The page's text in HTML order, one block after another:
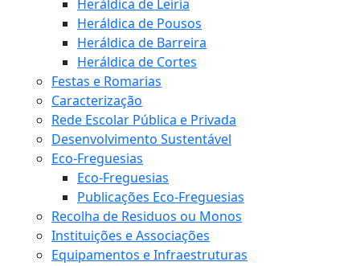
Heráldica de Leiria
Heráldica de Pousos
Heráldica de Barreira
Heráldica de Cortes
Festas e Romarias
Caracterização
Rede Escolar Pública e Privada
Desenvolvimento Sustentável
Eco-Freguesias
Eco-Freguesias
Publicações Eco-Freguesias
Recolha de Residuos ou Monos
Instituições e Associações
Equipamentos e Infraestruturas